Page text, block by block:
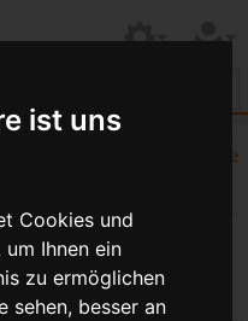
ist uns
Cookies und
Ihnen ein
zu ermöglichen
sehen, besser an
Hilfe